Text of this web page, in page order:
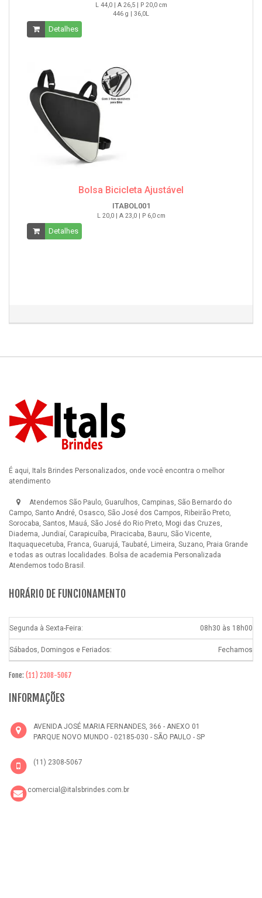
L 44,0 | A 26,5 | P 20,0 cm
446 g | 36,0L
Detalhes
Bolsa Bicicleta Ajustável
ITABOL001
L 20,0 | A 23,0 | P 6,0 cm
Detalhes
É aqui, Itals Brindes Personalizados, onde você encontra o melhor
atendimento
Atendemos São Paulo, Guarulhos, Campinas, São Bernardo do
Campo, Santo André, Osasco, São José dos Campos, Ribeirão Preto,
Sorocaba, Santos, Mauá, São José do Rio Preto, Mogi das Cruzes,
Diadema, Jundiaí, Carapicuíba, Piracicaba, Bauru, São Vicente,
Itaquaquecetuba, Franca, Guarujá, Taubaté, Limeira, Suzano, Praia Grande
e todas as outras localidades. Bolsa de academia Personalizada
Atendemos todo Brasil.
HORÁRIO DE FUNCIONAMENTO
Segunda à Sexta-Feira: 08h30 às 18h00
Sábados, Domingos e Feriados: Fechamos
Fone: (11) 2308-5067
INFORMAÇÕES
AVENIDA JOSÉ MARIA FERNANDES, 366 - ANEXO 01
PARQUE NOVO MUNDO - 02185-030 - SÃO PAULO - SP
(11) 2308-5067
comercial@italsbrindes.com.br